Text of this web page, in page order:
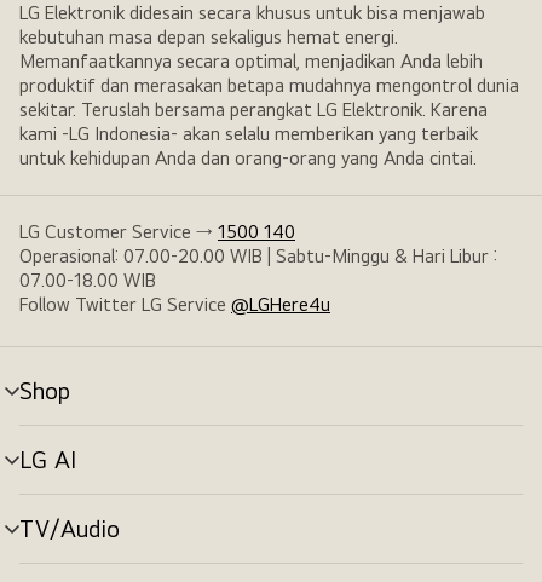
LG Elektronik didesain secara khusus untuk bisa menjawab
kebutuhan masa depan sekaligus hemat energi.
Memanfaatkannya secara optimal, menjadikan Anda lebih
produktif dan merasakan betapa mudahnya mengontrol dunia
sekitar. Teruslah bersama perangkat LG Elektronik. Karena
kami -LG Indonesia- akan selalu memberikan yang terbaik
untuk kehidupan Anda dan orang-orang yang Anda cintai.
LG Customer Service → 1500 140
Operasional: 07.00-20.00 WIB | Sabtu-Minggu & Hari Libur :
07.00-18.00 WIB
Follow Twitter LG Service @LGHere4u
Shop
tombol
menu
LG AI
tombol
menu
TV/Audio
tombol
menu